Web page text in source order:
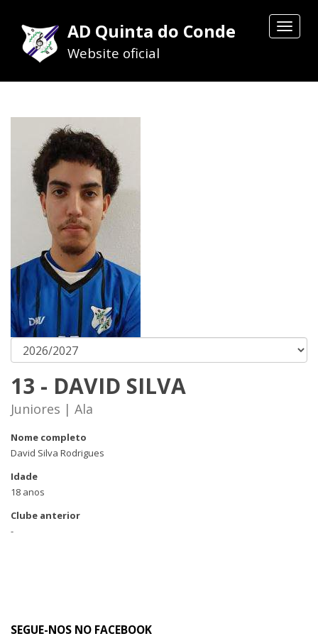
Toggle
AD Quinta do Conde
Website oficial
13 - DAVID SILVA
Juniores | Ala
Nome completo
David Silva Rodrigues
Idade
18 anos
Clube anterior
-
SEGUE-NOS NO FACEBOOK